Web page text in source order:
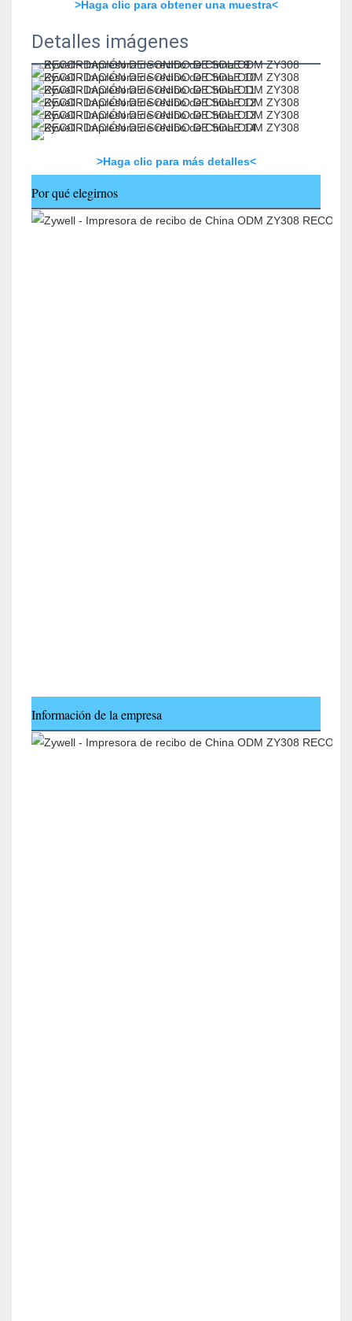
>Haga clic para obtener una muestra<
Detalles imágenes
>Haga clic para más detalles<
Por qué elegirnos
Información de la empresa